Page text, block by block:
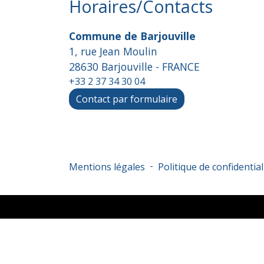
Horaires/Contacts
Commune de Barjouville
1, rue Jean Moulin
28630 Barjouville - FRANCE
+33 2 37 34 30 04
Contact par formulaire
Mentions légales - Politique de